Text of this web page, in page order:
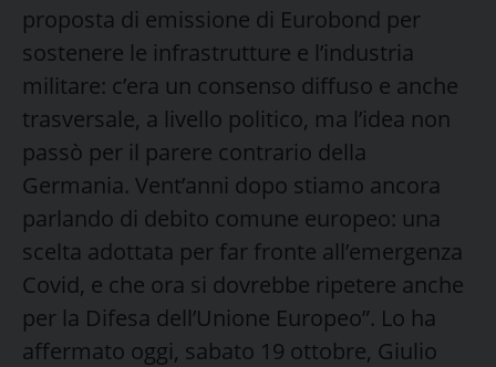
proposta di emissione di Eurobond per
sostenere le infrastrutture e l’industria
militare: c’era un consenso diffuso e anche
trasversale, a livello politico, ma l’idea non
passò per il parere contrario della
Germania. Vent’anni dopo stiamo ancora
parlando di debito comune europeo: una
scelta adottata per far fronte all’emergenza
Covid, e che ora si dovrebbe ripetere anche
per la Difesa dell’Unione Europeo”. Lo ha
affermato oggi, sabato 19 ottobre, Giulio